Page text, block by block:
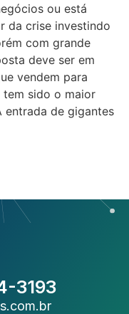
ou está
da crise investindo
com grande
deve ser em
vendem para
tem sido o maior
entrada de gigantes
3193